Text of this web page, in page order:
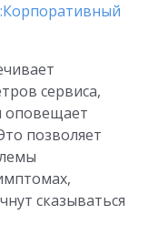
сервиса,
оповещает
позволяет
сказываться